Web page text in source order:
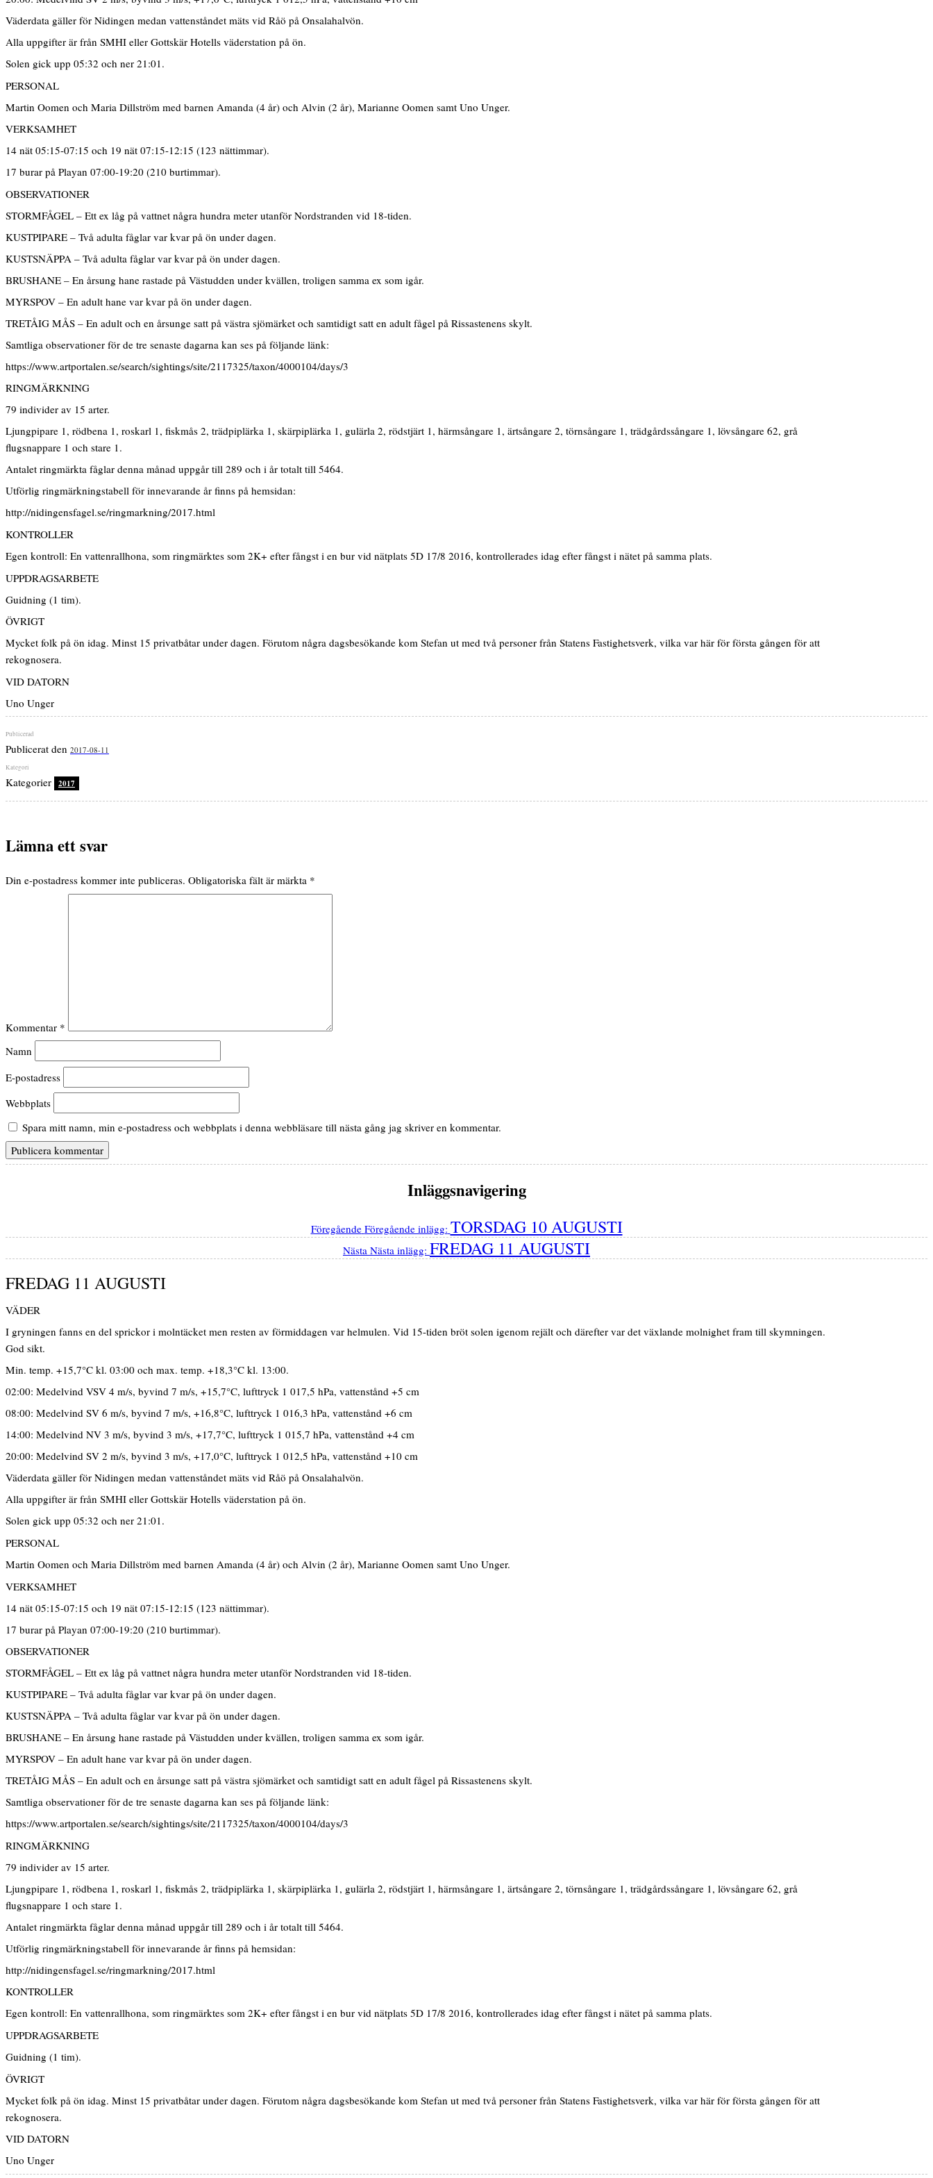
Väderdata gäller för Nidingen medan vattenståndet mäts vid Råö på Onsalahalvön.
Alla uppgifter är från SMHI eller Gottskär Hotells väderstation på ön.
Solen gick upp 05:32 och ner 21:01.
PERSONAL
Martin Oomen och Maria Dillström med barnen Amanda (4 år) och Alvin (2 år), Marianne Oomen samt Uno Unger.
VERKSAMHET
14 nät 05:15-07:15 och 19 nät 07:15-12:15 (123 nättimmar).
17 burar på Playan 07:00-19:20 (210 burtimmar).
OBSERVATIONER
STORMFÅGEL – Ett ex låg på vattnet några hundra meter utanför Nordstranden vid 18-tiden.
KUSTPIPARE – Två adulta fåglar var kvar på ön under dagen.
KUSTSNÄPPA – Två adulta fåglar var kvar på ön under dagen.
BRUSHANE – En årsung hane rastade på Västudden under kvällen, troligen samma ex som igår.
MYRSPOV – En adult hane var kvar på ön under dagen.
TRETÅIG MÅS – En adult och en årsunge satt på västra sjömärket och samtidigt satt en adult fågel på Rissastenens skylt.
Samtliga observationer för de tre senaste dagarna kan ses på följande länk:
https://www.artportalen.se/search/sightings/site/2117325/taxon/4000104/days/3
RINGMÄRKNING
79 individer av 15 arter.
Ljungpipare 1, rödbena 1, roskarl 1, fiskmås 2, trädpiplärka 1, skärpiplärka 1, gulärla 2, rödstjärt 1, härmsångare 1, ärtsångare 2, törnsångare 1, trädgårdssångare 1, lövsångare 62, grå
flugsnappare 1 och stare 1.
Antalet ringmärkta fåglar denna månad uppgår till 289 och i år totalt till 5464.
Utförlig ringmärkningstabell för innevarande år finns på hemsidan:
http://nidingensfagel.se/ringmarkning/2017.html
KONTROLLER
Egen kontroll: En vattenrallhona, som ringmärktes som 2K+ efter fångst i en bur vid nätplats 5D 17/8 2016, kontrollerades idag efter fångst i nätet på samma plats.
UPPDRAGSARBETE
Guidning (1 tim).
ÖVRIGT
Mycket folk på ön idag. Minst 15 privatbåtar under dagen. Förutom några dagsbesökande kom Stefan ut med två personer från Statens Fastighetsverk, vilka var här för första gången för att
rekognosera.
VID DATORN
Uno Unger
Publicerat den 2017-08-11
Kategorier 2017
Lämna ett svar
Din e-postadress kommer inte publiceras. Obligatoriska fält är märkta *
Kommentar *
Namn
E-postadress
Webbplats
Spara mitt namn, min e-postadress och webbplats i denna webbläsare till nästa gång jag skriver en kommentar.
Inläggsnavigering
Föregående Föregående inlägg: TORSDAG 10 AUGUSTI
Nästa Nästa inlägg: FREDAG 11 AUGUSTI
FREDAG 11 AUGUSTI
VÄDER
I gryningen fanns en del sprickor i molntäcket men resten av förmiddagen var helmulen. Vid 15-tiden bröt solen igenom rejält och därefter var det växlande molnighet fram till skymningen.
God sikt.
Min. temp. +15,7°C kl. 03:00 och max. temp. +18,3°C kl. 13:00.
02:00: Medelvind VSV 4 m/s, byvind 7 m/s, +15,7°C, lufttryck 1 017,5 hPa, vattenstånd +5 cm
08:00: Medelvind SV 6 m/s, byvind 7 m/s, +16,8°C, lufttryck 1 016,3 hPa, vattenstånd +6 cm
14:00: Medelvind NV 3 m/s, byvind 3 m/s, +17,7°C, lufttryck 1 015,7 hPa, vattenstånd +4 cm
20:00: Medelvind SV 2 m/s, byvind 3 m/s, +17,0°C, lufttryck 1 012,5 hPa, vattenstånd +10 cm
Väderdata gäller för Nidingen medan vattenståndet mäts vid Råö på Onsalahalvön.
Alla uppgifter är från SMHI eller Gottskär Hotells väderstation på ön.
Solen gick upp 05:32 och ner 21:01.
PERSONAL
Martin Oomen och Maria Dillström med barnen Amanda (4 år) och Alvin (2 år), Marianne Oomen samt Uno Unger.
VERKSAMHET
14 nät 05:15-07:15 och 19 nät 07:15-12:15 (123 nättimmar).
17 burar på Playan 07:00-19:20 (210 burtimmar).
OBSERVATIONER
STORMFÅGEL – Ett ex låg på vattnet några hundra meter utanför Nordstranden vid 18-tiden.
KUSTPIPARE – Två adulta fåglar var kvar på ön under dagen.
KUSTSNÄPPA – Två adulta fåglar var kvar på ön under dagen.
BRUSHANE – En årsung hane rastade på Västudden under kvällen, troligen samma ex som igår.
MYRSPOV – En adult hane var kvar på ön under dagen.
TRETÅIG MÅS – En adult och en årsunge satt på västra sjömärket och samtidigt satt en adult fågel på Rissastenens skylt.
Samtliga observationer för de tre senaste dagarna kan ses på följande länk:
https://www.artportalen.se/search/sightings/site/2117325/taxon/4000104/days/3
RINGMÄRKNING
79 individer av 15 arter.
Ljungpipare 1, rödbena 1, roskarl 1, fiskmås 2, trädpiplärka 1, skärpiplärka 1, gulärla 2, rödstjärt 1, härmsångare 1, ärtsångare 2, törnsångare 1, trädgårdssångare 1, lövsångare 62, grå
flugsnappare 1 och stare 1.
Antalet ringmärkta fåglar denna månad uppgår till 289 och i år totalt till 5464.
Utförlig ringmärkningstabell för innevarande år finns på hemsidan:
http://nidingensfagel.se/ringmarkning/2017.html
KONTROLLER
Egen kontroll: En vattenrallhona, som ringmärktes som 2K+ efter fångst i en bur vid nätplats 5D 17/8 2016, kontrollerades idag efter fångst i nätet på samma plats.
UPPDRAGSARBETE
Guidning (1 tim).
ÖVRIGT
Mycket folk på ön idag. Minst 15 privatbåtar under dagen. Förutom några dagsbesökande kom Stefan ut med två personer från Statens Fastighetsverk, vilka var här för första gången för att
rekognosera.
VID DATORN
Uno Unger